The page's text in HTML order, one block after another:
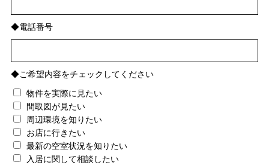
◆電話番号
◆ご希望内容をチェックしてください
物件を実際に見たい
間取図が見たい
周辺環境を知りたい
お店に行きたい
最新の空室状況を知りたい
入居に関して相談したい